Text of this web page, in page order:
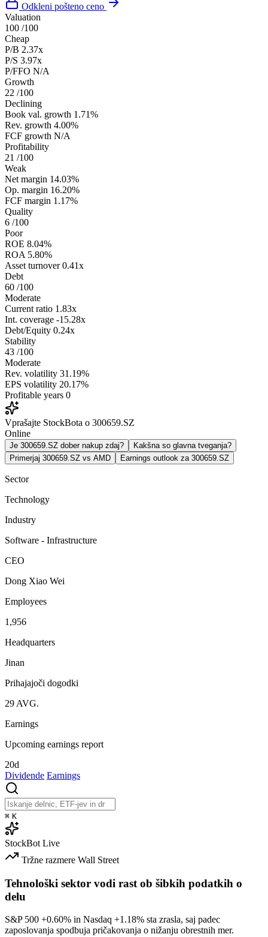
Odkleni pošteno ceno
Valuation
100 /100
Cheap
P/B 2.37x
P/S 3.97x
P/FFO N/A
Growth
22 /100
Declining
Book val. growth 1.71%
Rev. growth 4.00%
FCF growth N/A
Profitability
21 /100
Weak
Net margin 14.03%
Op. margin 16.20%
FCF margin 1.17%
Quality
6 /100
Poor
ROE 8.04%
ROA 5.80%
Asset turnover 0.41x
Debt
60 /100
Moderate
Current ratio 1.83x
Int. coverage -15.28x
Debt/Equity 0.24x
Stability
43 /100
Moderate
Rev. volatility 31.19%
EPS volatility 20.17%
Profitable years 0
Vprašajte StockBota o 300659.SZ
Online
Je 300659.SZ dober nakup zdaj?
Kakšna so glavna tveganja?
Primerjaj 300659.SZ vs AMD
Earnings outlook za 300659.SZ
Sector
Technology
Industry
Software - Infrastructure
CEO
Dong Xiao Wei
Employees
1,956
Headquarters
Jinan
Prihajajoči dogodki
29 AVG.
Earnings
Upcoming earnings report
20d
Dividende Earnings
⌘ K
StockBot Live
Tržne razmere Wall Street
Tehnološki sektor vodi rast ob šibkih podatkih o
delu
S&P 500 +0.60% in Nasdaq +1.18% sta zrasla, saj padec
zaposlovanja spodbuja pričakovanja o nižanju obrestnih mer.